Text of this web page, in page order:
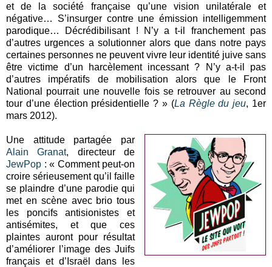
et de la société française qu’une vision unilatérale et
négative… S’insurger contre une émission intelligemment
parodique… Décrédibilisant ! N’y a t-il franchement pas
d’autres urgences a solutionner alors que dans notre pays
certaines personnes ne peuvent vivre leur identité juive sans
être victime d’un harcèlement incessant ? N’y a-t-il pas
d’autres impératifs de mobilisation alors que le Front
National pourrait une nouvelle fois se retrouver au second
tour d’une élection présidentielle ? » (La Règle du jeu, 1er
mars 2012).
Une attitude partagée par
Alain Granat, directeur de
JewPop : « Comment peut-on
croire sérieusement qu’il faille
se plaindre d’une parodie qui
met en scène avec brio tous
les poncifs antisionistes et
antisémites, et que ces
plaintes auront pour résultat
d’améliorer l’image des Juifs
français et d’Israël dans les